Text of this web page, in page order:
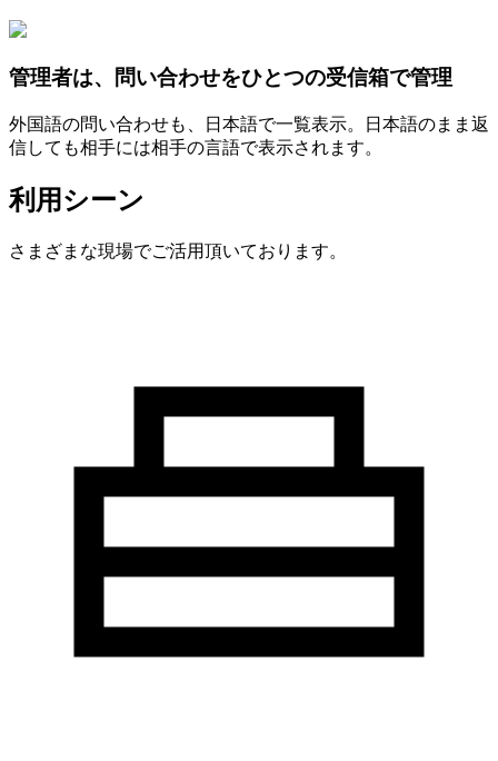
管理者は、問い合わせをひとつの受信箱で管理
外国語の問い合わせも、日本語で一覧表示。日本語のまま返
信しても相手には相手の言語で表示されます。
利用シーン
さまざまな現場でご活用頂いております。